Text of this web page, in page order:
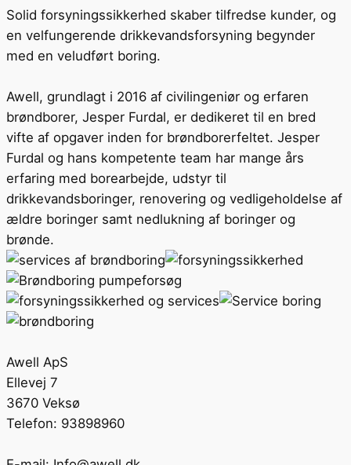
Solid forsyningssikkerhed skaber tilfredse kunder, og
en velfungerende drikkevandsforsyning begynder
med en veludført boring.
Awell, grundlagt i 2016 af civilingeniør og erfaren
brøndborer, Jesper Furdal, er dedikeret til en bred
vifte af opgaver inden for brøndborerfeltet. Jesper
Furdal og hans kompetente team har mange års
erfaring med borearbejde, udstyr til
drikkevandsboringer, renovering og vedligeholdelse af
ældre boringer samt nedlukning af boringer og
brønde.
Awell ApS
Ellevej 7
3670 Veksø
Telefon: 93898960